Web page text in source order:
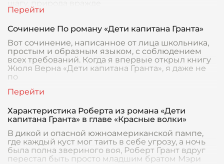
Сочинение По роману «Дети капитана Гранта»
Вот сочинение, написанное от лица школьника,
простым и образным языком, с соблюдением
всех требований. Когда я впервые открыл книгу
Жюля Верна «Дети капитана Гранта», я даже не
по
Характеристика Роберта из романа «Дети
капитана Гранта» в главе «Красные волки»
В дикой и опасной южноамериканской пампе,
где каждый куст мог таить в себе угрозу, а ночь
была полна звериного воя, Роберт Грант вдруг
перестал быть просто младшим братом Мэри